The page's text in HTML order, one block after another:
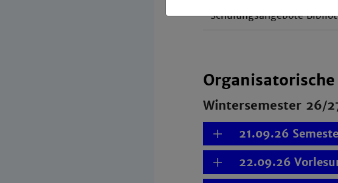
Schulungsangebote
Wintersemester 26/
21.09.26
22.09.26